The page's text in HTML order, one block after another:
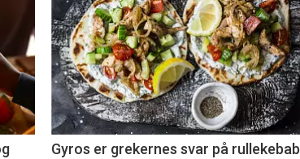
akkurat
nå
-
6
Gyros er grekernes svar på rullekebab